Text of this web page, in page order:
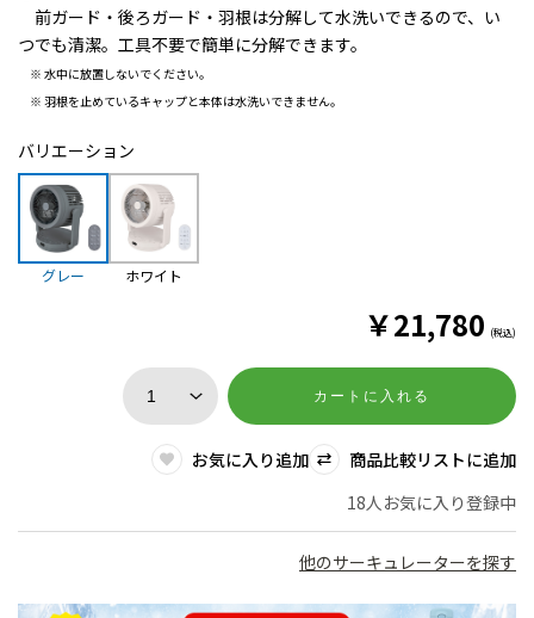
前ガード・後ろガード・羽根は分解して水洗いできるので、い
つでも清潔。 工具不要で簡単に分解できます。
※ 水中に放置しないでください。
※ 羽根を止めているキャップと本体は水洗いできません。
バリエーション
グレー ホワイト
￥21,780 (税込)
カートに入れる
お気に入り追加
商品比較リストに追加
18人お気に入り登録中
他のサーキュレーターを探す